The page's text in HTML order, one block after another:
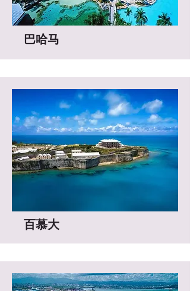
巴哈马
百慕大